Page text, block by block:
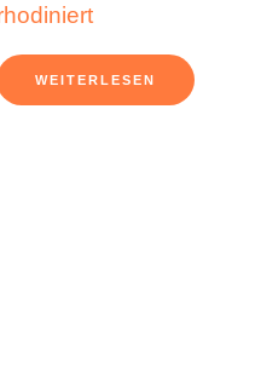
WEITERLESEN